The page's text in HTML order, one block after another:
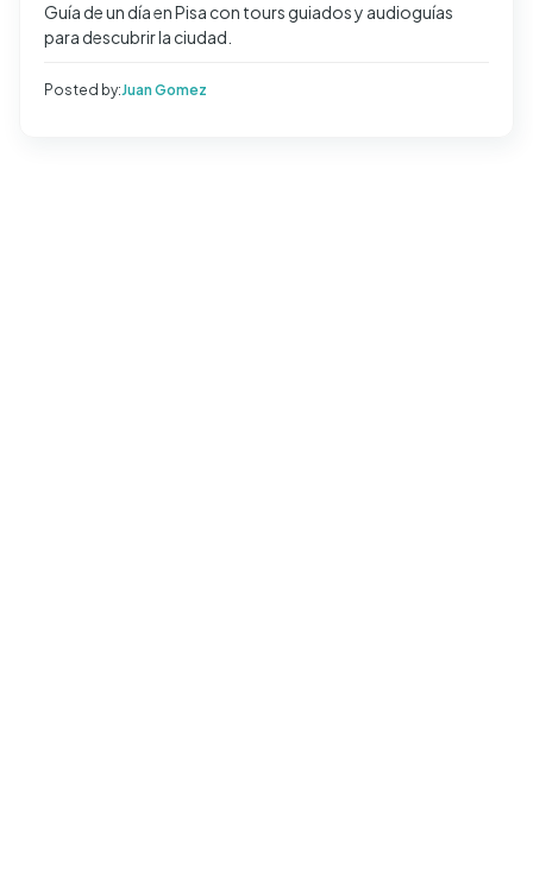
Guía de un día en Pisa con tours guiados y audioguías
para descubrir la ciudad.
Posted by:Juan Gomez